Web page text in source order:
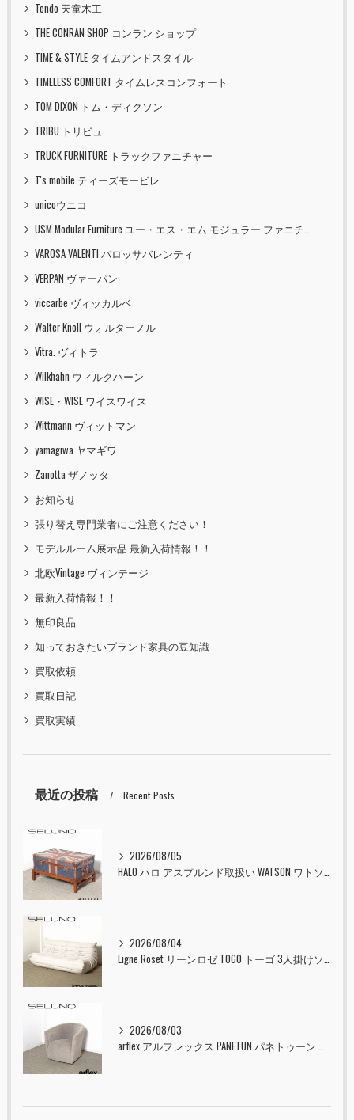
Tendo 天童木工
THE CONRAN SHOP コンラン ショップ
TIME & STYLE タイムアンドスタイル
TIMELESS COMFORT タイムレスコンフォート
TOM DIXON トム・ディクソン
TRIBU トリビュ
TRUCK FURNITURE トラックファニチャー
T's mobile ティーズモービレ
unicoウニコ
USM Modular Furniture ユー・エス・エム モジュラー ファニチャー
VAROSA VALENTI バロッサバレンティ
VERPAN ヴァーパン
viccarbe ヴィッカルベ
Walter Knoll ウォルターノル
Vitra. ヴィトラ
Wilkhahn ウィルクハーン
WISE・WISE ワイスワイス
Wittmann ヴィットマン
yamagiwa ヤマギワ
Zanotta ザノッタ
お知らせ
張り替え専門業者にご注意ください！
モデルルーム展示品 最新入荷情報！！
北欧Vintage ヴィンテージ
最新入荷情報！！
無印良品
知っておきたいブランド家具の豆知識
買取依頼
買取日記
買取実績
最近の投稿 Recent Posts
2026/08/05
HALO ハロ アスプルンド取扱い WATSON ワトソン ミディアム トランク & スタンド セット ユニオンジャック 入荷しました！！
2026/08/04
Ligne Roset リーンロゼ TOGO トーゴ 3人掛けソファ 入荷しました！！
2026/08/03
arflex アルフレックス PANETUN パネトゥーン 回転式ラウンジチェア 入荷しました！！